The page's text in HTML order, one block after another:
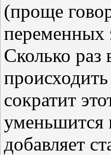
(проще
переменных
Сколько раз
сократит
уменьшится
добавляет